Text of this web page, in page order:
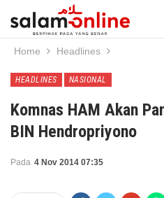
Home Headlines
HEADLINES NASIONAL
Komnas HAM Akan
BIN Hendropriyono
Pada 4 Nov 2014 07:35